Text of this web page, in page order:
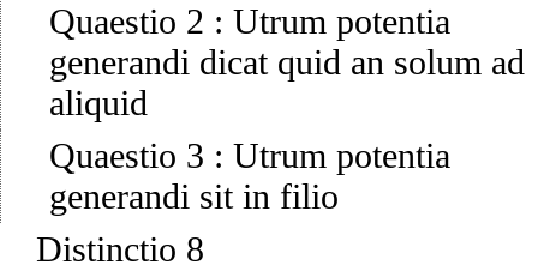
Quaestio 2 : Utrum potentia
generandi dicat quid an solum ad
aliquid
Quaestio 3 : Utrum potentia
generandi sit in filio
Distinctio 8